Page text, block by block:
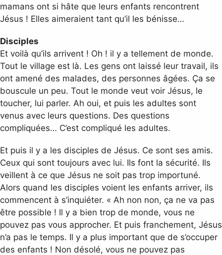
mamans ont si hâte que leurs enfants rencontrent
Jésus ! Elles aimeraient tant qu’il les bénisse…
Disciples
Et voilà qu’ils arrivent ! Oh ! il y a tellement de monde.
Tout le village est là. Les gens ont laissé leur travail, ils
ont amené des malades, des personnes âgées. Ça se
bouscule un peu. Tout le monde veut voir Jésus, le
toucher, lui parler. Ah oui, et puis les adultes sont
venus avec leurs questions. Des questions
compliquées… C’est compliqué les adultes.
Et puis il y a les disciples de Jésus. Ce sont ses amis.
Ceux qui sont toujours avec lui. Ils font la sécurité. Ils
veillent à ce que Jésus ne soit pas trop importuné.
Alors quand les disciples voient les enfants arriver, ils
commencent à s’inquiéter. « Ah non non, ça ne va pas
être possible ! Il y a bien trop de monde, vous ne
pouvez pas vous approcher. Et puis franchement, Jésus
n’a pas le temps. Il y a plus important que de s’occuper
des enfants ! Non désolé, vous ne pouvez pas